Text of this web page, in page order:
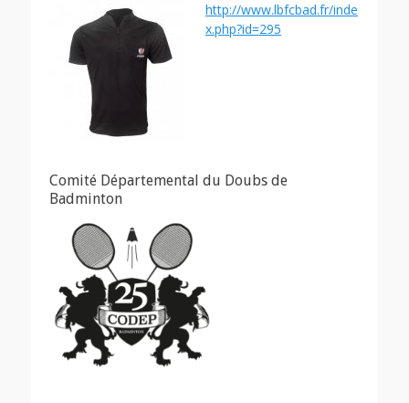
http://www.lbfcbad.fr/inde
x.php?id=295
Comité Départemental du Doubs de
Badminton